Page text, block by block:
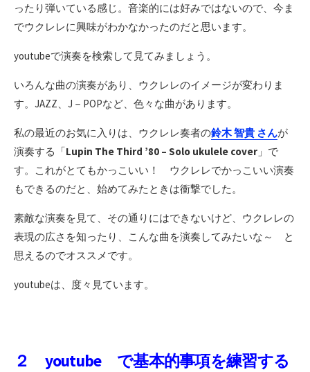
ったり弾いている感じ。音楽的には好みではないので、今ま
でウクレレに興味がわかなかったのだと思います。
youtubeで演奏を検索して見てみましょう。
いろんな曲の演奏があり、ウクレレのイメージが変わりま
す。JAZZ、J－POPなど、色々な曲があります。
私の最近のお気に入りは、ウクレレ奏者の鈴木 智貴 さんが
演奏する「Lupin The Third ’80 – Solo ukulele cover 」で
す。これがとてもかっこいい！ ウクレレでかっこいい演奏
もできるのだと、始めてみたときは衝撃でした。
素敵な演奏を見て、その通りにはできないけど、ウクレレの
表現の広さを知ったり、こんな曲を演奏してみたいな～ と
思えるのでオススメです。
youtubeは、度々見ています。
２ youtube で基本的事項を練習する